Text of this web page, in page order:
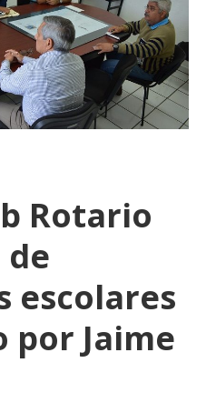
Rotario
escolares
por Jaime